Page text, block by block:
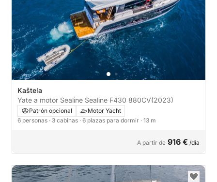
Kaštela
Yate a motor Sealine Sealine F430 880CV(2023)
Patrón opcional
Motor Yacht
6 personas · 3 cabinas · 6 plazas para dormir · 13 m
A partir de 916 € /día